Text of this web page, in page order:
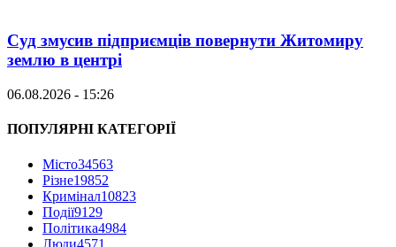
Суд змусив підприємців повернути Житомиру
землю в центрі
06.08.2026 - 15:26
ПОПУЛЯРНІ КАТЕГОРІЇ
Місто34563
Різне19852
Кримінал10823
Події9129
Політика4984
Люди4571